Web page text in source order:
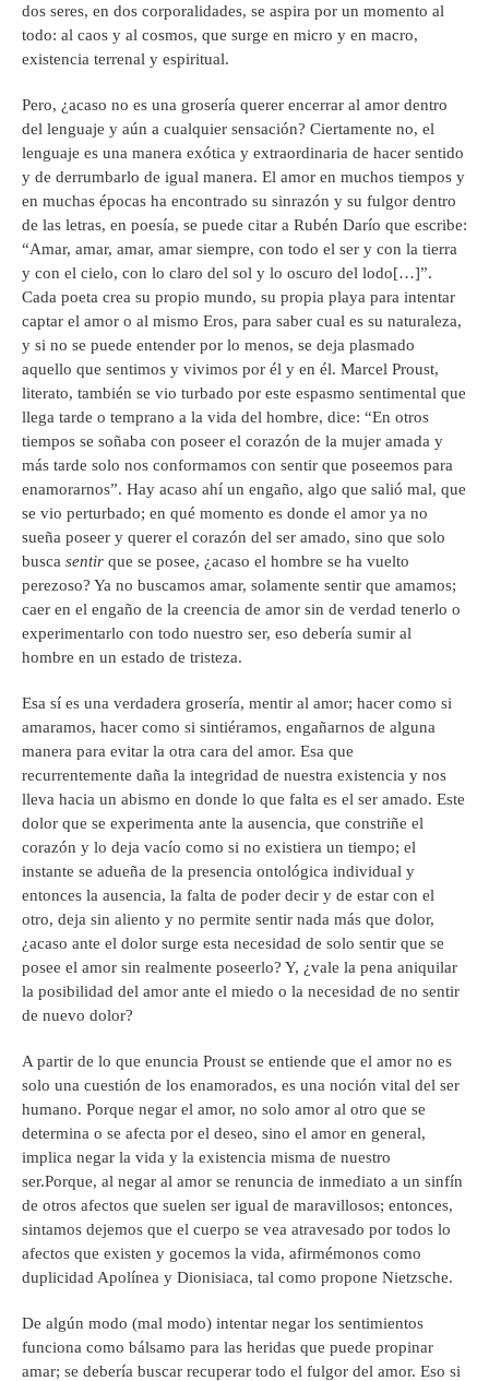
dos seres, en dos corporalidades, se aspira por un momento al
todo: al caos y al cosmos, que surge en micro y en macro,
existencia terrenal y espiritual.
Pero, ¿acaso no es una grosería querer encerrar al amor dentro
del lenguaje y aún a cualquier sensación? Ciertamente no, el
lenguaje es una manera exótica y extraordinaria de hacer sentido
y de derrumbarlo de igual manera. El amor en muchos tiempos y
en muchas épocas ha encontrado su sinrazón y su fulgor dentro
de las letras, en poesía, se puede citar a Rubén Darío que escribe:
“Amar, amar, amar, amar siempre, con todo el ser y con la tierra
y con el cielo, con lo claro del sol y lo oscuro del lodo[…]”.
Cada poeta crea su propio mundo, su propia playa para intentar
captar el amor o al mismo Eros, para saber cual es su naturaleza,
y si no se puede entender por lo menos, se deja plasmado
aquello que sentimos y vivimos por él y en él. Marcel Proust,
literato, también se vio turbado por este espasmo sentimental que
llega tarde o temprano a la vida del hombre, dice: “En otros
tiempos se soñaba con poseer el corazón de la mujer amada y
más tarde solo nos conformamos con sentir que poseemos para
enamorarnos”. Hay acaso ahí un engaño, algo que salió mal, que
se vio perturbado; en qué momento es donde el amor ya no
sueña poseer y querer el corazón del ser amado, sino que solo
busca sentir que se posee, ¿acaso el hombre se ha vuelto
perezoso? Ya no buscamos amar, solamente sentir que amamos;
caer en el engaño de la creencia de amor sin de verdad tenerlo o
experimentarlo con todo nuestro ser, eso debería sumir al
hombre en un estado de tristeza.
Esa sí es una verdadera grosería, mentir al amor; hacer como si
amaramos, hacer como si sintiéramos, engañarnos de alguna
manera para evitar la otra cara del amor. Esa que
recurrentemente daña la integridad de nuestra existencia y nos
lleva hacia un abismo en donde lo que falta es el ser amado. Este
dolor que se experimenta ante la ausencia, que constriñe el
corazón y lo deja vacío como si no existiera un tiempo; el
instante se adueña de la presencia ontológica individual y
entonces la ausencia, la falta de poder decir y de estar con el
otro, deja sin aliento y no permite sentir nada más que dolor,
¿acaso ante el dolor surge esta necesidad de solo sentir que se
posee el amor sin realmente poseerlo? Y, ¿vale la pena aniquilar
la posibilidad del amor ante el miedo o la necesidad de no sentir
de nuevo dolor?
A partir de lo que enuncia Proust se entiende que el amor no es
solo una cuestión de los enamorados, es una noción vital del ser
humano. Porque negar el amor, no solo amor al otro que se
determina o se afecta por el deseo, sino el amor en general,
implica negar la vida y la existencia misma de nuestro
ser.Porque, al negar al amor se renuncia de inmediato a un sinfín
de otros afectos que suelen ser igual de maravillosos; entonces,
sintamos dejemos que el cuerpo se vea atravesado por todos lo
afectos que existen y gocemos la vida, afirmémonos como
duplicidad Apolínea y Dionisiaca, tal como propone Nietzsche.
De algún modo (mal modo) intentar negar los sentimientos
funciona como bálsamo para las heridas que puede propinar
amar; se debería buscar recuperar todo el fulgor del amor. Eso si